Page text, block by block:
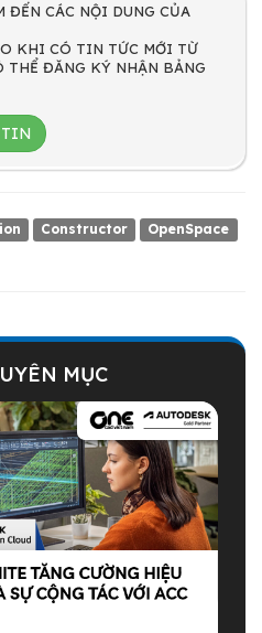
ĐẾN CÁC NỘI DUNG CỦA
KHI CÓ TIN TỨC MỚI TỪ
THỂ ĐĂNG KÝ NHẬN BẢNG
Constructor
OpenSpace
MỤC